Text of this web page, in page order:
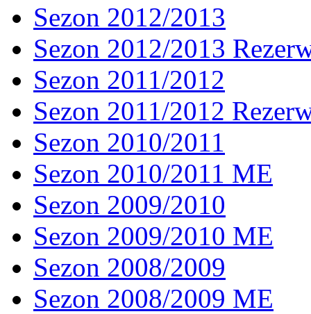
Sezon 2012/2013
Sezon 2012/2013
Sezon 2011/2012
Sezon 2011/2012
Sezon 2010/2011
Sezon 2010/2011 ME
Sezon 2009/2010
Sezon 2009/2010 ME
Sezon 2008/2009
Sezon 2008/2009 ME